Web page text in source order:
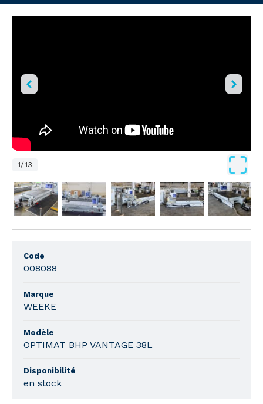
1/13
Code
008088
Marque
WEEKE
Modèle
OPTIMAT BHP VANTAGE 38L
Disponibilité
en stock